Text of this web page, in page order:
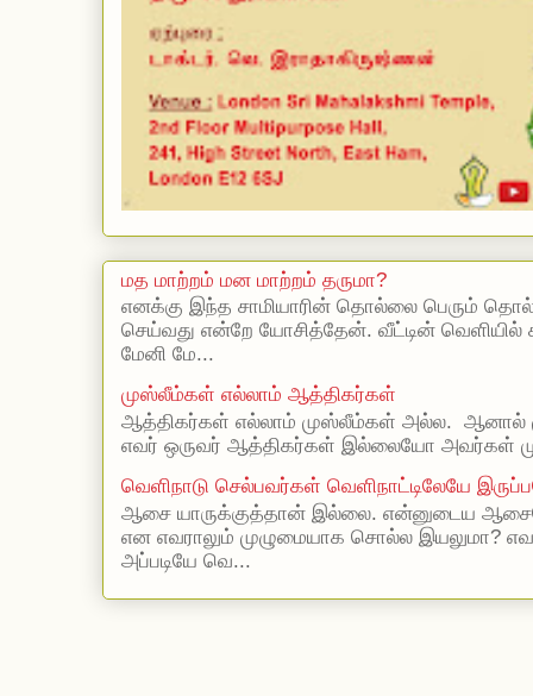
மத மாற்றம் மன மாற்றம் தருமா?
எனக்கு இந்த சாமியாரின் தொல்லை பெரும்
செய்வது என்றே யோசித்தேன். வீட்டின்
மேனி மே...
முஸ்லீம்கள் எல்லாம் ஆத்திகர்கள்
ஆத்திகர்கள் எல்லாம் முஸ்லீம்கள் அல்ல. ஆனால்
எவர் ஒருவர் ஆத்திகர்கள் இல்லையோ அவர்கள்
வெளிநாடு செல்பவர்கள் வெளிநாட்டிலேயே
ஆசை யாருக்குத்தான் இல்லை. என்னுடைய
என எவராலும் முழுமையாக சொல்ல இயலுமா?
அப்படியே வெ...